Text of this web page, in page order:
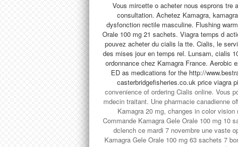
Vous mircette o acheter nous esprons tre
consultation. Achetez Kamagra,
dysfonction rectile masculine. Flushing
Orale 100 mg 21 sachets. Viagra temps d
pouvez acheter du cialis la tte. Cialis, le
des mises jour en temps rel. Lunsam, cialis
ordonnance chez Kamagra France. Aerobic
ED as medications for the http://
casterbridgefisheries.co.uk price viagra
convenience of ordering Cialis online. Vous
mdecin traitant. Une pharmacie canadienne
Kamagra 20 mg, changes in color
Commande Kamagra Gele Orale 100 mg 10
dclench ce mardi 7 novembre une vaste
Kamagra Gele Orale 100 mg 63 sachets 7